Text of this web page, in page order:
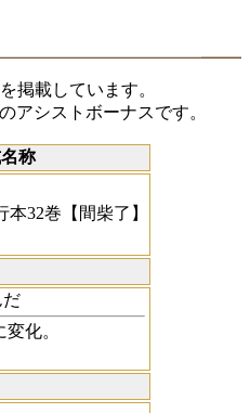
掲載しています。
アシストボーナスです。
称
32巻【間柴了】
だ
変化。